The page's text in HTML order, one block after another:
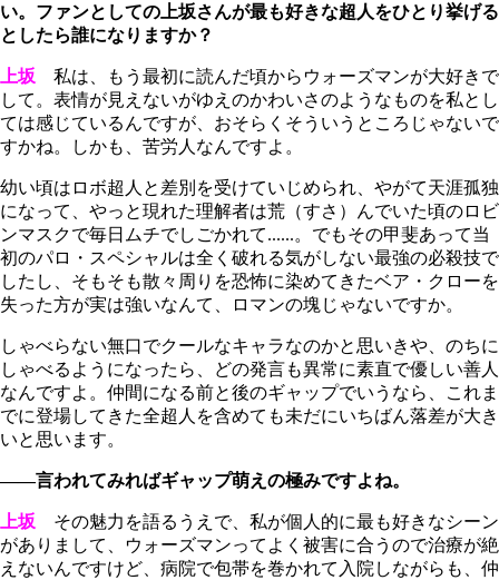
い。ファンとしての上坂さんが最も好きな超人をひとり挙げる
としたら誰になりますか？
上坂 私は、もう最初に読んだ頃からウォーズマンが大好きで
して。表情が見えないがゆえのかわいさのようなものを私とし
ては感じているんですが、おそらくそういうところじゃないで
すかね。しかも、苦労人なんですよ。
幼い頃はロボ超人と差別を受けていじめられ、やがて天涯孤独
になって、やっと現れた理解者は荒（すさ）んでいた頃のロビ
ンマスクで毎日ムチでしごかれて......。でもその甲斐あって当
初のパロ・スペシャルは全く破れる気がしない最強の必殺技で
したし、そもそも散々周りを恐怖に染めてきたベア・クローを
失った方が実は強いなんて、ロマンの塊じゃないですか。
しゃべらない無口でクールなキャラなのかと思いきや、のちに
しゃべるようになったら、どの発言も異常に素直で優しい善人
なんですよ。仲間になる前と後のギャップでいうなら、これま
でに登場してきた全超人を含めても未だにいちばん落差が大き
いと思います。
――言われてみればギャップ萌えの極みですよね。
上坂 その魅力を語るうえで、私が個人的に最も好きなシーン
がありまして、ウォーズマンってよく被害に合うので治療が絶
えないんですけど、病院で包帯を巻かれて入院しながらも、仲